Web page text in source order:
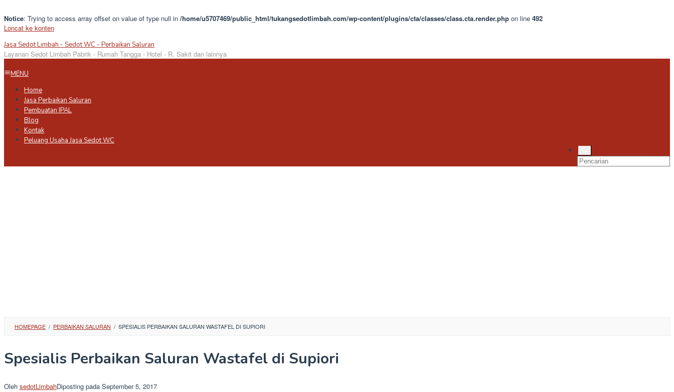
Notice: Trying to access array offset on value of type null in /home/u5707469/public_html/tukangsedotlimbah.com/wp-content/plugins/cta/classes/class.cta.render.php on line 492
Loncat ke konten
Jasa Sedot Limbah - Sedot WC - Perbaikan Saluran
Layanan Sedot Limbah Pabrik - Rumah Tangga - Hotel - R. Sakit dan lainnya
MENU
Home
Jasa Perbaikan Saluran
Pembuatan IPAL
Blog
Kontak
Peluang Usaha Jasa Sedot WC
HOMEPAGE / PERBAIKAN SALURAN / SPESIALIS PERBAIKAN SALURAN WASTAFEL DI SUPIORI
Spesialis Perbaikan Saluran Wastafel di Supiori
Oleh sedotLimbahDiposting pada September 5, 2017